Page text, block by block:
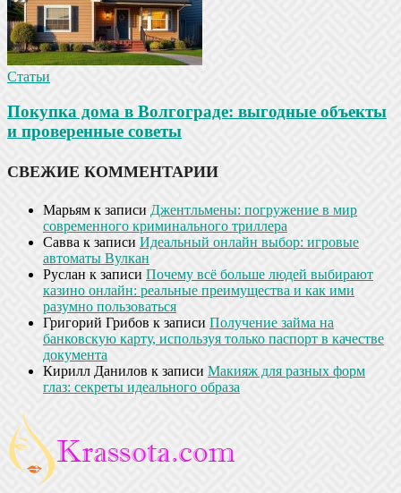
Статьи
Покупка дома в Волгограде: выгодные объекты
и проверенные советы
СВЕЖИЕ КОММЕНТАРИИ
Марьям к записи Джентльмены: погружение в мир
современного криминального триллера
Савва к записи Идеальный онлайн выбор: игровые
автоматы Вулкан
Руслан к записи Почему всё больше людей выбирают
казино онлайн: реальные преимущества и как ими
разумно пользоваться
Григорий Грибов к записи Получение займа на
банковскую карту, используя только паспорт в качестве
документа
Кирилл Данилов к записи Макияж для разных форм
глаз: секреты идеального образа